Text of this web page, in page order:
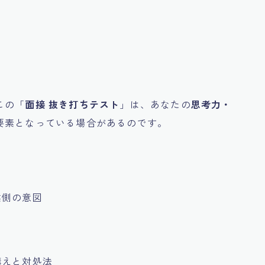
の「面接 抜き打ちテスト 」は、あなたの思考力・
となっている場合があるのです。
の意図
と対処法